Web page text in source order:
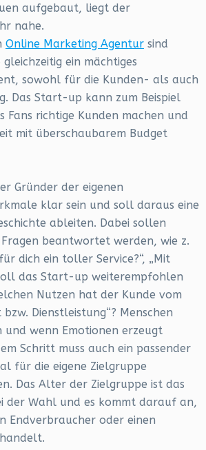
aufgebaut, liegt der
nahe.
Online Marketing Agentursind
ein mächtiges
sowohl für die Kunden- als auch
Das Start-up kann zum Beispiel
Fans richtige Kunden machen und
mit überschaubarem Budget
Gründer der eigenen
klar sein und soll daraus eine
ableiten. Dabei sollen
beantwortet werden, wie z.
dich ein toller Service?“, „Mit
das Start-up weiterempfohlen
Nutzen hat der Kunde vom
Dienstleistung“? Menschen
und wenn Emotionen erzeugt
Schritt muss auch ein passender
für die eigene Zielgruppe
Das Alter der Zielgruppe ist das
der Wahl und es kommt darauf an,
Endverbraucher oder einen